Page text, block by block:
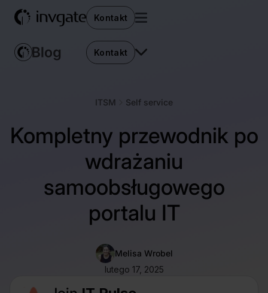
Kontakt
Kontakt
ITSM Self service
Kompletny przewodnik po
wdrażaniu
samoobsługowego
portalu IT
Melisa Wrobel
lutego 17, 2025